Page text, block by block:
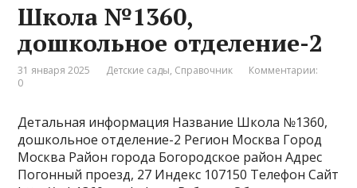
Школа №1360,
дошкольное отделение-2
31 января 2025 Детские сады, Справочник
Комментарии:
0
Детальная информация Название Школа №1360,
дошкольное отделение-2 Регион Москва Город
Москва Район города Богородское район Адрес
Погонный проезд, 27 Индекс 107150 Телефон Сайт